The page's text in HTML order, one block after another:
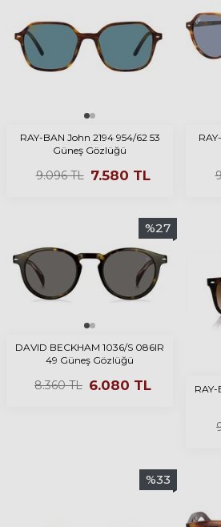
RAY-BAN John 2194 954/62 53
Güneş Gözlüğü
9.096TL 7.580 TL
%27
DAVID BECKHAM 1036/S 086IR
49 Güneş Gözlüğü
8.360TL 6.080 TL
%33